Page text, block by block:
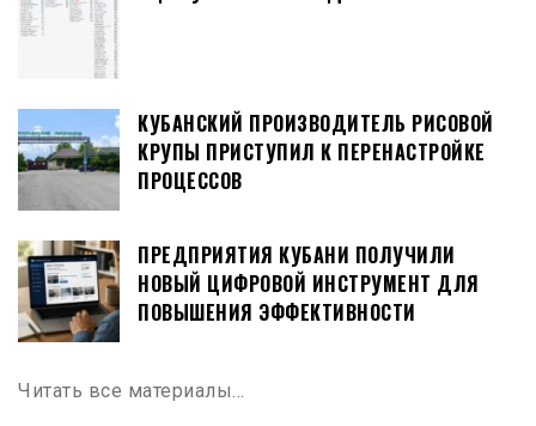
КУБАНСКИЙ ПРОИЗВОДИТЕЛЬ РИСОВОЙ
КРУПЫ ПРИСТУПИЛ К ПЕРЕНАСТРОЙКЕ
ПРОЦЕССОВ
ПРЕДПРИЯТИЯ КУБАНИ ПОЛУЧИЛИ
НОВЫЙ ЦИФРОВОЙ ИНСТРУМЕНТ ДЛЯ
ПОВЫШЕНИЯ ЭФФЕКТИВНОСТИ
Читать все материалы…